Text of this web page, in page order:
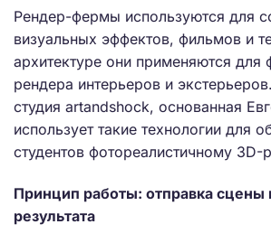
Рендер-фермы используются для
визуальных эффектов, фильмов и
архитектуре они применяются для
рендера интерьеров и
студия artandshock, основанная
использует такие технологии для
студентов фотореалистичному 3D-
Принцип работы: отправка сцены
результата